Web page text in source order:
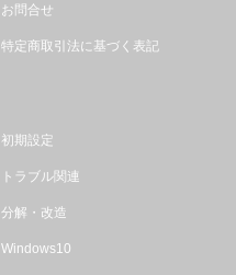
お問合せ
特定商取引法に基づく表記
初期設定
トラブル関連
分解・改造
Windows10